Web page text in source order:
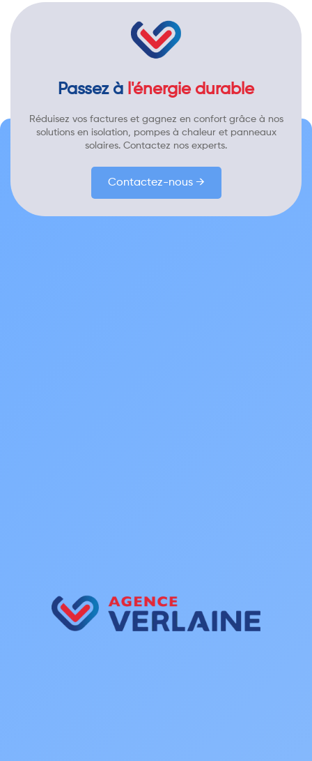
Passez à l'énergie durable
Réduisez vos factures et gagnez en confort grâce à nos
solutions en isolation, pompes à chaleur et panneaux
solaires. Contactez nos experts.
Contactez-nous →